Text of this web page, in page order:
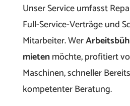
Unser Service umfasst
Full-Service-Verträge und
Mitarbeiter. Wer
mietenmöchte, profitiert
Maschinen, schneller
kompetenter Beratung.